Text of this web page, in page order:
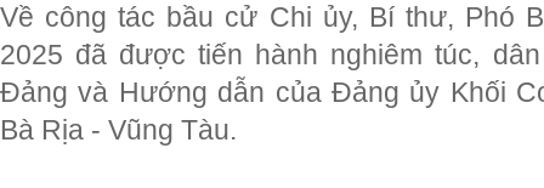
Về công tác bầu cử Chi ủy, Bí thư, Phó
2025 đã được tiến hành nghiêm túc,
Đảng và Hướng dẫn của Đảng ủy Khối
Bà Rịa - Vũng Tàu.